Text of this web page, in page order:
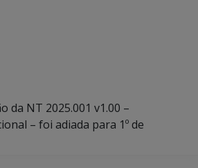
da NT 2025.001 v1.00 –
– foi adiada para 1º de